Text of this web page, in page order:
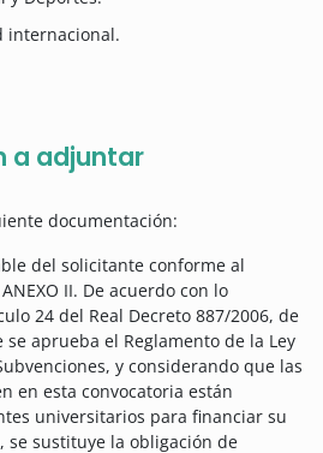
internacional.
a adjuntar
documentación:
del solicitante conforme al
II. De acuerdo con lo
24 del Real Decreto 887/2006, de
aprueba el Reglamento de la Ley
y considerando que las
en esta convocatoria están
universitarios para financiar su
se sustituye la obligación de